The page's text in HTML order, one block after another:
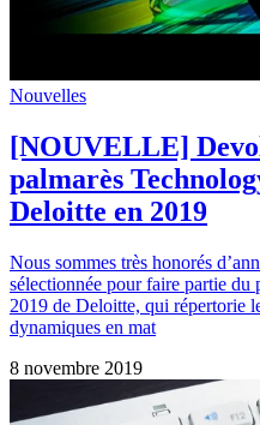
Nouvelles
[NOUVELLE]
palmarès
Deloitte en 2019
Nous sommes très honorés
sélectionnée pour faire partie du
2019 de Deloitte, qui répertorie
dynamiques en mat
8 novembre 2019